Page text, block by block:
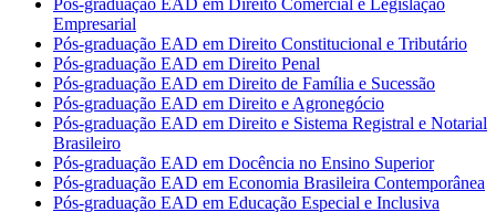
Pós-graduação EAD em Direito Comercial e Legislação
Empresarial
Pós-graduação EAD em Direito Constitucional e Tributário
Pós-graduação EAD em Direito Penal
Pós-graduação EAD em Direito de Família e Sucessão
Pós-graduação EAD em Direito e Agronegócio
Pós-graduação EAD em Direito e Sistema Registral e Notarial
Brasileiro
Pós-graduação EAD em Docência no Ensino Superior
Pós-graduação EAD em Economia Brasileira Contemporânea
Pós-graduação EAD em Educação Especial e Inclusiva